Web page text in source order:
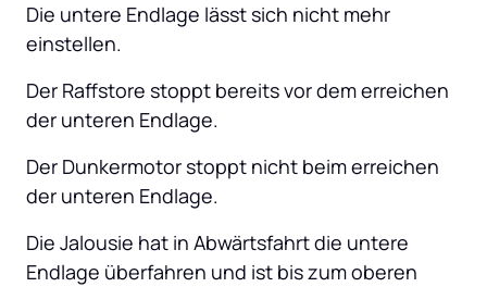
Die untere Endlage lässt sich nicht mehr
einstellen.
Der Raffstore stoppt bereits vor dem erreichen
der unteren Endlage.
Der Dunkermotor stoppt nicht beim erreichen
der unteren Endlage.
Die Jalousie hat in Abwärtsfahrt die untere
Endlage überfahren und ist bis zum oberen